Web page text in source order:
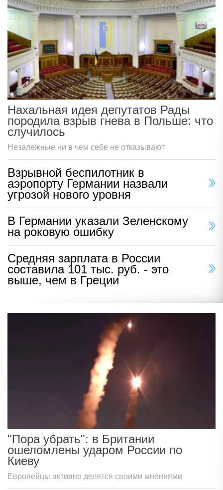
Нахальная идея депутатов Рады
породила взрыв гнева в Польше: что
случилось
Незалежные ни в чем себе не отказывают
Взрывной беспилотник в
аэропорту Германии назвали
угрозой нового уровня
В Германии указали Зеленскому
на роковую ошибку
Средняя зарплата в России
составила 101 тыс. руб. - это
выше, чем в Греции
"Пора убрать": в Британии
ошеломлены ударом России по
Киеву
Европейцы активно делятся своими мнениями